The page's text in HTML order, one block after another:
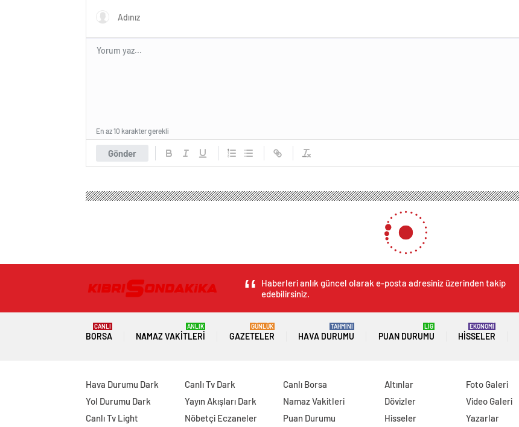
Gönder
En az 10 karakter gerekli
Haberleri anlık güncel olarak e-posta adresiniz üzerinden takip
edebilirsiniz.
BORSA
CANLI
NAMAZ VAKITLERI
ANLIK
GAZETELER
GÜNLÜK
HAVA DURUMU
TAHMİNİ
PUAN DURUMU
LİG
HISSELER
EKONOMİ
Hava Durumu Dark
Yol Durumu Dark
Canlı Tv Light
Canlı Tv Dark
Yayın Akışları Dark
Nöbetçi Eczaneler
Canlı Borsa
Namaz Vakitleri
Puan Durumu
Altınlar
Dövizler
Hisseler
Foto Galeri
Video Galeri
Yazarlar